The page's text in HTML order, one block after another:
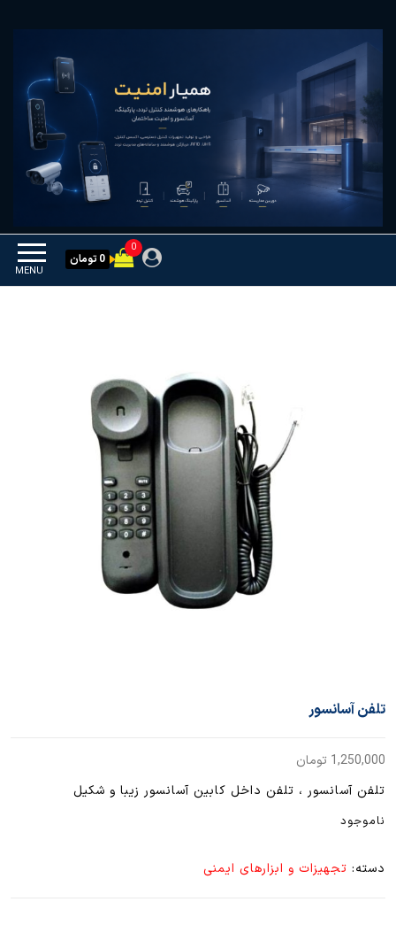
همیار امنیت
MENU
0
0 تومان
تلفن آسانسور
1,250,000 تومان
تلفن آسانسور ، تلفن داخل کابین آسانسور زیبا و شکیل
ناموجود
دسته: تجهیزات و ابزارهای ایمنی